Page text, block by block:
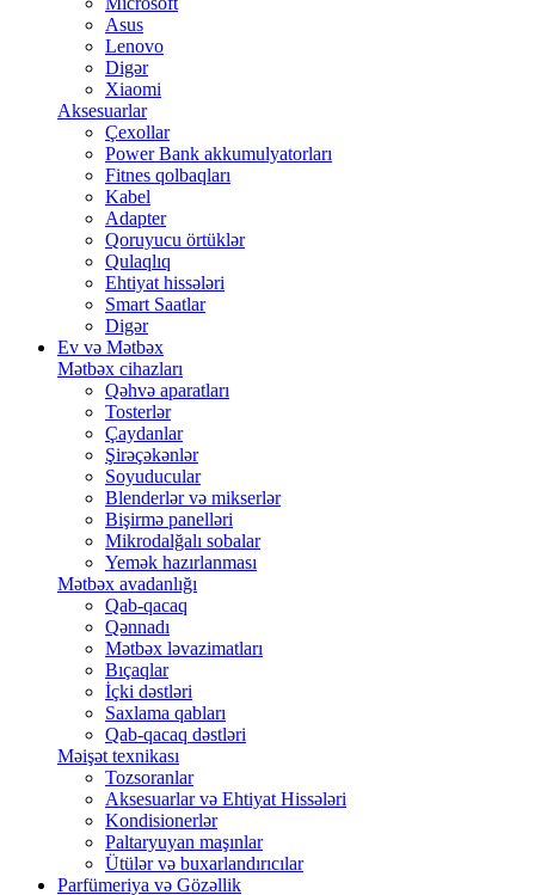
Asus
Lenovo
Digər
Xiaomi
Aksesuarlar
Çexollar
Power Bank akkumulyatorları
Fitnes qolbaqları
Kabel
Adapter
Qoruyucu örtüklər
Qulaqlıq
Ehtiyat hissələri
Smart Saatlar
Digər
Ev və Mətbəx
Mətbəx cihazları
Qəhvə aparatları
Tosterlər
Çaydanlar
Şirəçəkənlər
Soyuducular
Blenderlər və mikserlər
Bişirmə panelləri
Mikrodalğalı sobalar
Yemək hazırlanması
Mətbəx avadanlığı
Qab-qacaq
Qənnadı
Mətbəx ləvazimatları
Bıçaqlar
İçki dəstləri
Saxlama qabları
Qab-qacaq dəstləri
Məişət texnikası
Tozsoranlar
Aksesuarlar və Ehtiyat Hissələri
Kondisionerlər
Paltaryuyan maşınlar
Ütülər və buxarlandırıcılar
Parfümeriya və Gözəllik